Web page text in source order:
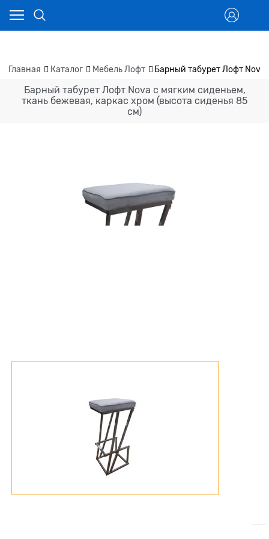
Главная Каталог Мебель Лофт Барный табурет Лофт Nova
Барный табурет Лофт Nova с мягким сиденьем,
ткань бежевая, каркас хром (высота сиденья 85
см)